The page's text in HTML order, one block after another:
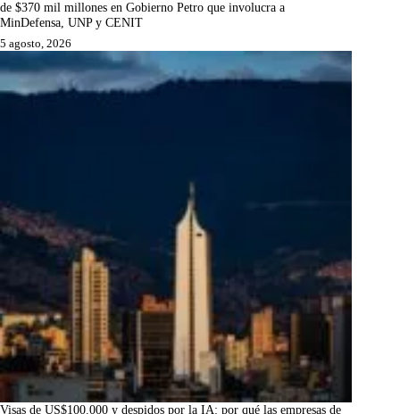
de $370 mil millones en Gobierno Petro que involucra a
MinDefensa, UNP y CENIT
5 agosto, 2026
Visas de US$100.000 y despidos por la IA: por qué las empresas de